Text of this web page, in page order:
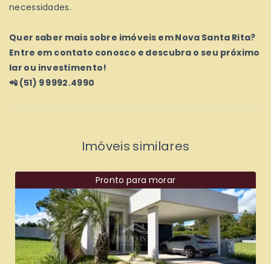
necessidades.
Quer saber mais sobre imóveis em Nova Santa Rita?
Entre em contato conosco e descubra o seu próximo
lar ou investimento!
📲 (51) 9 9992.4990
Imóveis similares
Pronto para morar